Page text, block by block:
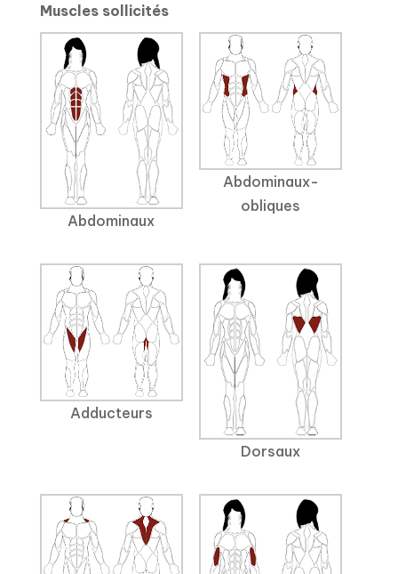
Muscles sollicités
Abdominaux
Abdominaux-
obliques
Adducteurs
Dorsaux